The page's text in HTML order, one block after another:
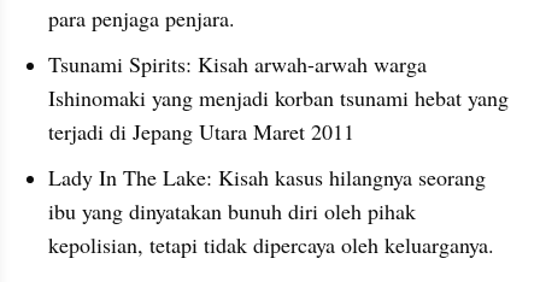
para penjaga penjara.
Tsunami Spirits: Kisah arwah-arwah warga
Ishinomaki yang menjadi korban tsunami hebat yang
terjadi di Jepang Utara Maret 2011
Lady In The Lake: Kisah kasus hilangnya seorang
ibu yang dinyatakan bunuh diri oleh pihak
kepolisian, tetapi tidak dipercaya oleh keluarganya.